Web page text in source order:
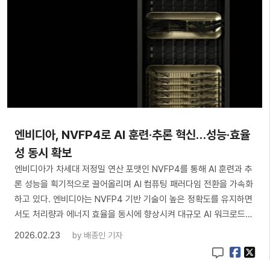
엔비디아, NVFP4로 AI 훈련·추론 혁신…성능·효율
성 동시 확보
엔비디아가 차세대 저정밀 연산 포맷인 NVFP4를 통해 AI 훈련과 추
론 성능을 획기적으로 끌어올리며 AI 컴퓨팅 패러다임 전환을 가속화
하고 있다. 엔비디아는 NVFP4 기반 기술이 높은 정확도를 유지하면
서도 처리량과 에너지 효율을 동시에 향상시켜 대규모 AI 워크로드…
2026.02.23
by 배종인 기자